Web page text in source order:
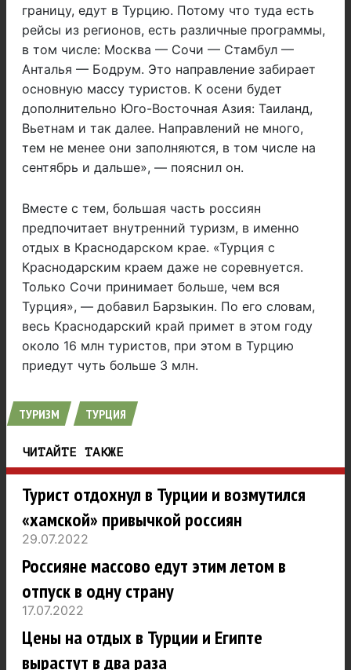
границу, едут в Турцию. Потому что туда есть
рейсы из регионов, есть различные программы,
в том числе: Москва — Сочи — Стамбул —
Анталья — Бодрум. Это направление забирает
основную массу туристов. К осени будет
дополнительно Юго-Восточная Азия: Таиланд,
Вьетнам и так далее. Направлений не много,
тем не менее они заполняются, в том числе на
сентябрь и дальше», — пояснил он.
Вместе с тем, большая часть россиян
предпочитает внутренний туризм, в именно
отдых в Краснодарском крае. «Турция с
Краснодарским краем даже не соревнуется.
Только Сочи принимает больше, чем вся
Турция», — добавил Барзыкин. По его словам,
весь Краснодарский край примет в этом году
около 16 млн туристов, при этом в Турцию
приедут чуть больше 3 млн.
ТУРИЗМ ТУРЦИЯ
ЧИТАЙТЕ ТАКЖЕ
Турист отдохнул в Турции и возмутился
«хамской» привычкой россиян
29.07.2022
Россияне массово едут этим летом в
отпуск в одну страну
17.07.2022
Цены на отдых в Турции и Египте
вырастут в два раза